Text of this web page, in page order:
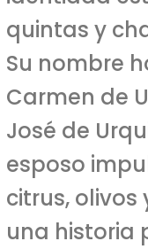
quintas y
Su nombre
Carmen de
José de
esposo
citrus, olivos
una historia